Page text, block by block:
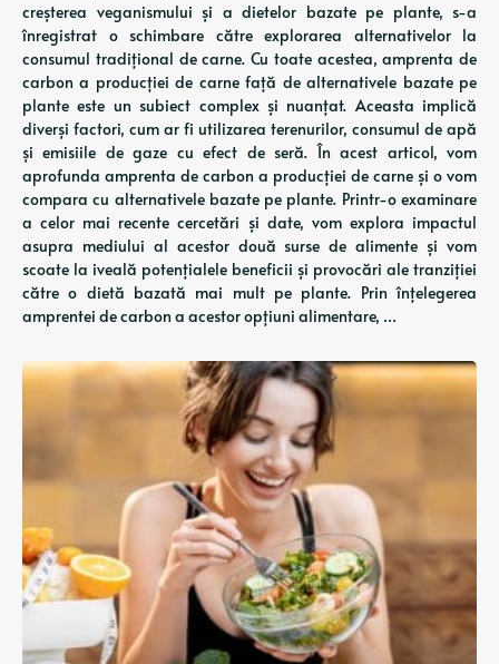
creșterea veganismului și a dietelor bazate pe plante, s-a
înregistrat o schimbare către explorarea alternativelor la
consumul tradițional de carne. Cu toate acestea, amprenta de
carbon a producției de carne față de alternativele bazate pe
plante este un subiect complex și nuanțat. Aceasta implică
diverși factori, cum ar fi utilizarea terenurilor, consumul de apă
și emisiile de gaze cu efect de seră. În acest articol, vom
aprofunda amprenta de carbon a producției de carne și o vom
compara cu alternativele bazate pe plante. Printr-o examinare
a celor mai recente cercetări și date, vom explora impactul
asupra mediului al acestor două surse de alimente și vom
scoate la iveală potențialele beneficii și provocări ale tranziției
către o dietă bazată mai mult pe plante. Prin înțelegerea
amprentei de carbon a acestor opțiuni alimentare, …